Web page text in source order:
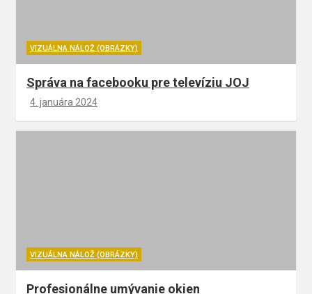
VIZUÁLNA NÁLOŽ (OBRÁZKY)
Správa na facebooku pre televíziu JOJ
4. januára 2024
VIZUÁLNA NÁLOŽ (OBRÁZKY)
Profesionálne umývanie okien